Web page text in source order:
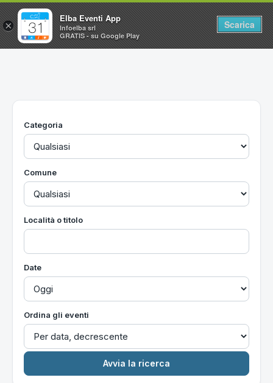
Home
Utilità
Categoria
Comune
Località o titolo
Date
Ordina gli eventi
×
Elba Eventi App
Infoelba srl
GRATIS - su Google Play
Scarica